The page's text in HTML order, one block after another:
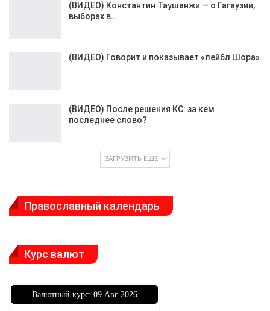
(ВИДЕО) Константин Таушанжи — о Гагаузии,
выборах в…
(ВИДЕО) Говорит и показывает «лейбл Шора»
(ВИДЕО) После решения КС: за кем
последнее слово?
ЗАГРУЗИТЬ ЕЩЁ
Православный календарь
Курс валют
Bалютный курс: 09 Авг 2026